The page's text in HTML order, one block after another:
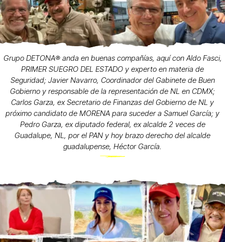
Grupo DETONA®️ anda en buenas compañías, aquí con Aldo Fasci,
PRIMER SUEGRO DEL ESTADO y experto en materia de
Seguridad; Javier Navarro, Coordinador del Gabinete de Buen
Gobierno y responsable de la representación de NL en CDMX;
Carlos Garza, ex Secretario de Finanzas del Gobierno de NL y
próximo candidato de MORENA para suceder a Samuel García; y
Pedro Garza, ex diputado federal, ex alcalde 2 veces de
Guadalupe, NL, por el PAN y hoy brazo derecho del alcalde
guadalupense, Héctor García.